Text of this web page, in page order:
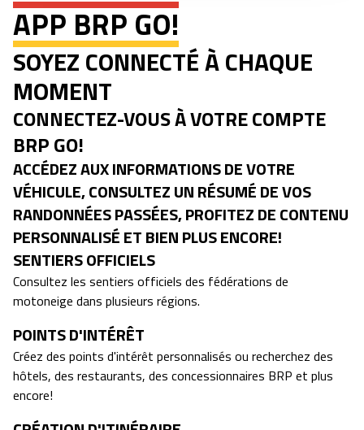
APP BRP GO!
SOYEZ CONNECTÉ À CHAQUE
MOMENT
CONNECTEZ-VOUS À VOTRE COMPTE
BRP GO!
ACCÉDEZ AUX INFORMATIONS DE VOTRE
VÉHICULE, CONSULTEZ UN RÉSUMÉ DE VOS
RANDONNÉES PASSÉES, PROFITEZ DE CONTENU
PERSONNALISÉ ET BIEN PLUS ENCORE!
SENTIERS OFFICIELS
Consultez les sentiers officiels des fédérations de
motoneige dans plusieurs régions.
POINTS D'INTÉRÊT
Créez des points d'intérêt personnalisés ou recherchez des
hôtels, des restaurants, des concessionnaires BRP et plus
encore!